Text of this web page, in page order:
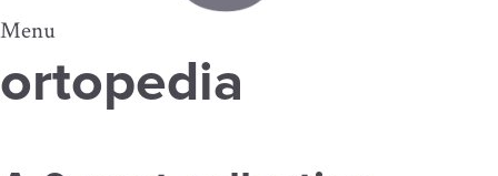
Menu
ortopedia